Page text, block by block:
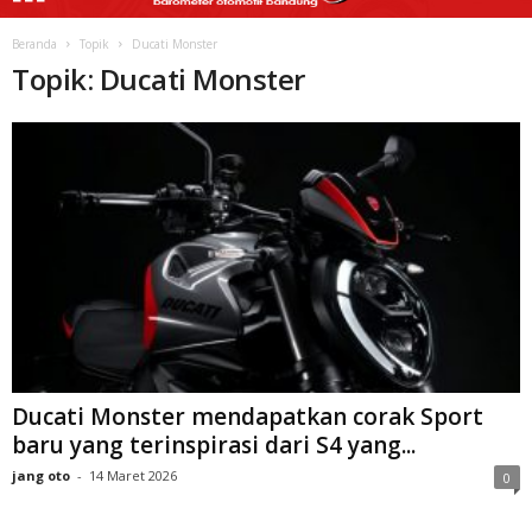
Beranda Topik Ducati Monster
Topik: Ducati Monster
Ducati Monster mendapatkan corak Sport
baru yang terinspirasi dari S4 yang...
jang oto - 14 Maret 2026 0